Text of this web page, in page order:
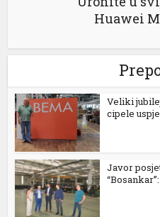
Huawei
Veliki
cipele
Javor
“Bosankar”: